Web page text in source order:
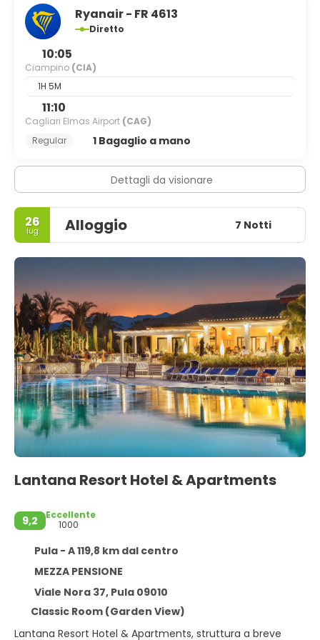
Ryanair - FR 4613
Diretto
10:05
Ciampino (CIA)
1H 5M
11:10
Cagliari Elmas Airport (CAG)
Regular
1 Bagaglio a mano
Dettagli da visionare
26
lug Alloggio 7 Notti
Lantana Resort Hotel & Apartments
9,2
Eccellente
1000
Pula - A 119,8 km dal centro
MEZZA PENSIONE
Viale Nora 37, Pula 09010
Classic Room (Garden View)
Lantana Resort Hotel & Apartments, struttura a breve